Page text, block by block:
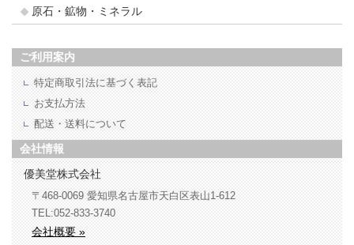
原石・鉱物・ミネラル
ご利用案内
特定商取引法に基づく表記
お支払方法
配送・送料について
会社情報
優美堂株式会社
〒468-0069 愛知県名古屋市天白区表山1-612
TEL:052-833-3740
会社概要 »